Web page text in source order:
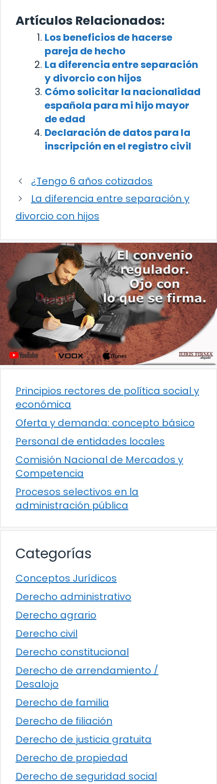
Artículos Relacionados:
Los beneficios de hacerse
pareja de hecho
La diferencia entre separación
y divorcio con hijos
Cómo solicitar la nacionalidad
española para mi hijo mayor
de edad
Declaración de datos para la
inscripción en el registro civil
¿Tengo 6 años cotizados
La diferencia entre separación y
divorcio con hijos
Principios rectores de política social y
económica
Oferta y demanda: concepto básico
Personal de entidades locales
Comisión Nacional de Mercados y
Competencia
Procesos selectivos en la
administración pública
Categorías
Conceptos Jurídicos
Derecho administrativo
Derecho agrario
Derecho civil
Derecho constitucional
Derecho de arrendamiento /
Desalojo
Derecho de familia
Derecho de filiación
Derecho de justicia gratuita
Derecho de propiedad
Derecho de seguridad social